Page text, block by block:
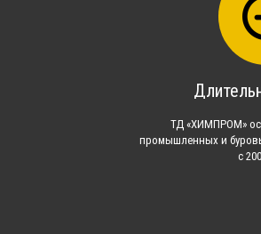
ТД «ХИМПРОМ»
промышленных и
с